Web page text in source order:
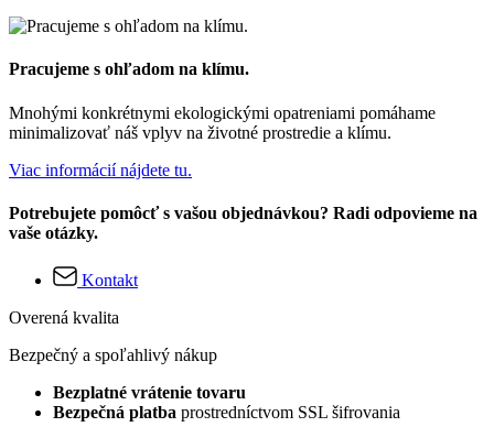
Pracujeme s ohľadom na klímu.
Mnohými konkrétnymi ekologickými opatreniami pomáhame
minimalizovať náš vplyv na životné prostredie a klímu.
Viac informácií nájdete tu.
Potrebujete pomôcť s vašou objednávkou? Radi odpovieme na
vaše otázky.
Kontakt
Overená kvalita
Bezpečný a spoľahlivý nákup
Bezplatné vrátenie tovaru
Bezpečná platba prostredníctvom SSL šifrovania